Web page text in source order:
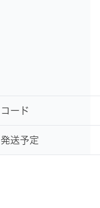
コード
発送予定